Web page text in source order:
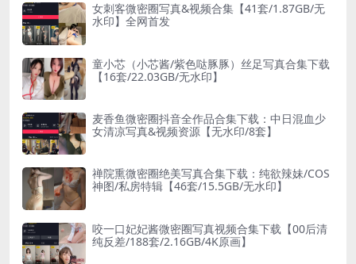
女刺客微密圈写真&视频合集【41套/1.87GB/无
水印】全网首发
童小芯（小芯酱/紫色哒豚豚）丝足写真合集下载
【16套/22.03GB/无水印】
麦香鱼微密圈抖音全作品合集下载：中日混血少
女清凉写真&视频资源【无水印/8套】
禅院熏微密圈绝美写真合集下载：纯欲辣妹/COS
神图/私房特辑【46套/15.5GB/无水印】
咬一口妃妃酱微密圈写真视频合集下载【00后清
纯反差/188套/2.16GB/4K原画】